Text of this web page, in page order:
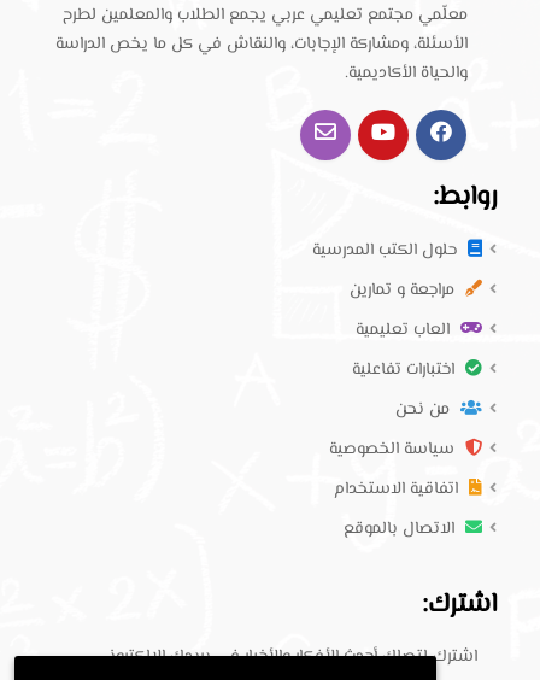
معلّمي مجتمع تعليمي عربي يجمع الطلاب والمعلمين لطرح
الأسئلة، ومشاركة الإجابات، والنقاش في كل ما يخص الدراسة
والحياة الأكاديمية.
روابط:
حلول الكتب المدرسية
مراجعة و تمارين
العاب تعليمية
اختبارات تفاعلية
من نحن
سياسة الخصوصية
اتفاقية الاستخدام
الاتصال بالموقع
اشترك:
اشترك لتصلك أحدث الأفكار والأخبار في بريدك الإلكتروني.